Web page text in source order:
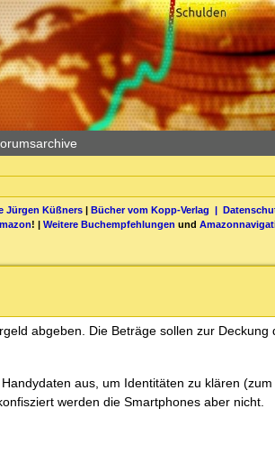
Jürgen Küßners| Bücher vom Kopp-Verlag |
! | Weitere Buchempfehlungen und
abgeben. Die Beträge sollen zur Deckung
aus, um Identitäten zu klären (zum
werden die Smartphones aber nicht.